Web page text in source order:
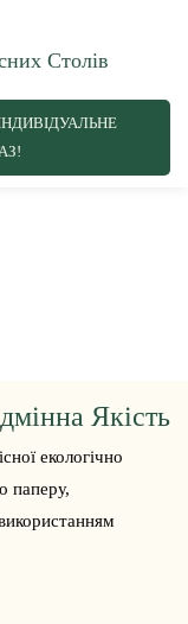
Столів
Якість
екологічно
паперу,